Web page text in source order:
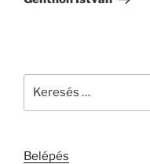
Belépés